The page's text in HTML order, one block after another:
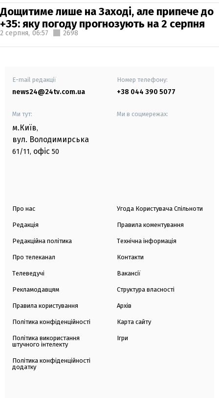
Дощитиме лише на Заході, але припече до
+35: яку погоду прогнозують на 2 серпня
2 серпня, 06:57 2698
E-mail редакції
news24@24tv.com.ua
Номер телефону:
+38 044 390 5077
Ми тут:
м.Київ,
вул. Володимирська
61/11, офіс 50
Ми в соцмережах:
Про нас
Редакція
Редакційна політика
Про телеканал
Телеведучі
Рекламодавцям
Правила користування
Політика конфіденційності
Політика використання
штучного інтелекту
Політика конфіденційності
додатку
Угода Користувача Спільноти
Правила коментування
Технічна інформація
Контакти
Вакансії
Структура власності
Архів
Карта сайту
Ігри